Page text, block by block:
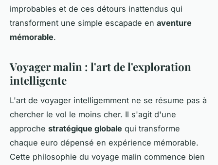
improbables et de ces détours inattendus qui
transforment une simple escapade en aventure
mémorable.
Voyager malin : l'art de l'exploration
intelligente
L'art de voyager intelligemment ne se résume pas à
chercher le vol le moins cher. Il s'agit d'une
approche stratégique globale qui transforme
chaque euro dépensé en expérience mémorable.
Cette philosophie du voyage malin commence bien